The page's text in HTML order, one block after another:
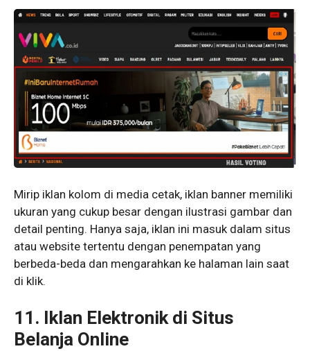
Mirip iklan kolom di media cetak, iklan banner memiliki
ukuran yang cukup besar dengan ilustrasi gambar dan
detail penting. Hanya saja, iklan ini masuk dalam situs
atau website tertentu dengan penempatan yang
berbeda-beda dan mengarahkan ke halaman lain saat
di klik.
11. Iklan Elektronik di Situs
Belanja Online